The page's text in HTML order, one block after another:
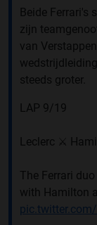
Beide Ferrari's
zijn
van
steeds groter.
LAP 9/19
Leclerc ⚔️
The Ferrari
with Hamilton